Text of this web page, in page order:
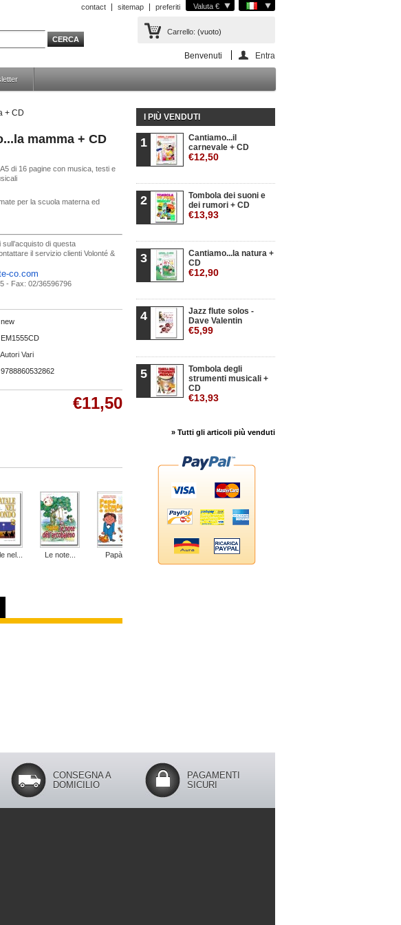
Valuta €
contact sitemap preferiti
Carrello: (vuoto)
Benvenuti Entra
+ CD
mamma + CD
di 16 pagine con musica, testi e
per la scuola materna ed
di questa
il servizio clienti Volonté &
co.com
- Fax: 02/36596796
new
EM1555CD
Autori Vari
9788860532862
€11,50
nel... Le note... Papà... A mezza... Racconti con...
I PIÙ VENDUTI
1
Cantiamo...il
carnevale + CD
€12,50
2
Tombola dei suoni e
dei rumori + CD
€13,93
3
Cantiamo...la natura +
CD
€12,90
4
Jazz flute solos -
Dave Valentin
€5,99
5
Tombola degli
strumenti musicali +
CD
€13,93
» Tutti gli articoli più venduti
CONSEGNA A
DOMICILIO
PAGAMENTI
SICURI